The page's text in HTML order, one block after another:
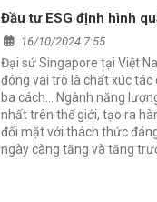
Đầu tư ESG định hình
16/10/2024 7:55
Đại sứ Singapore tại Việt
đóng vai trò là chất xúc
ba cách… Ngành năng
nhất trên thế giới, tạo ra
đối mặt với thách thức
ngày càng tăng và tăng